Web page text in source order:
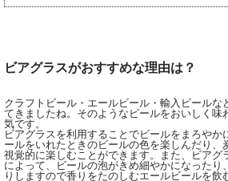
ビアグラスがおすすめな理由は？
クラフトビール・エールビール・輸入ビールな
てきましたね。そのようなビールをおいしく味
気です。
ビアグラスを利用することでビールをまろやか
ールをいれたときのビールの色を楽しんだり、
視覚的に楽しむことができます。また、ビアグ
によって、ビールの泡がきめ細やかになったり
りしますので香りをたのしむエールビールを飲